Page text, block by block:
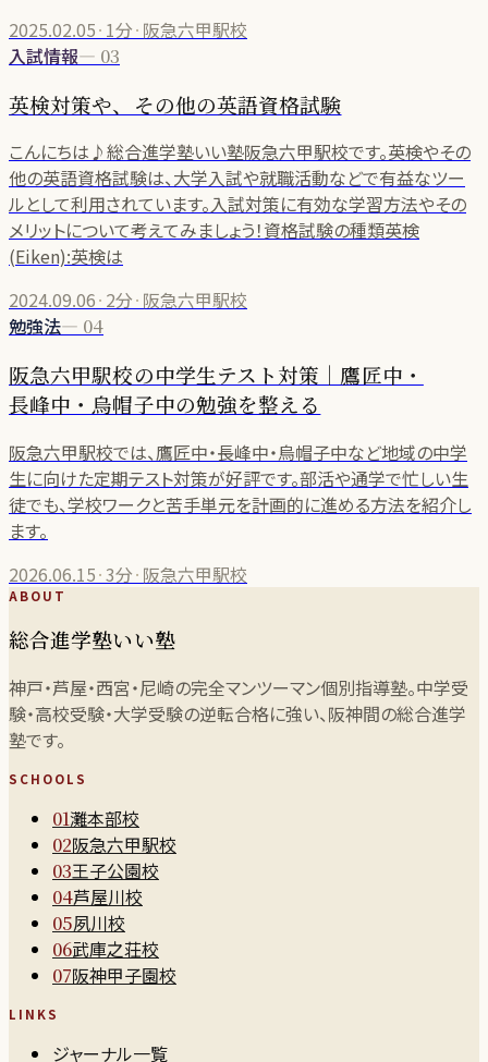
2025.02.05· 1分· 阪急六甲駅校
入試情報— 03
英検対策や、その他の英語資格試験
こんにちは♪総合進学塾いい塾阪急六甲駅校です。英検やその
他の英語資格試験は、大学入試や就職活動などで有益なツー
ルとして利用されています。入試対策に有効な学習方法やその
メリットについて考えてみましょう！資格試験の種類英検
(Eiken):英検は
2024.09.06· 2分· 阪急六甲駅校
勉強法— 04
阪急六甲駅校の中学生テスト対策｜鷹匠中・
長峰中・烏帽子中の勉強を整える
阪急六甲駅校では、鷹匠中・長峰中・烏帽子中など地域の中学
生に向けた定期テスト対策が好評です。部活や通学で忙しい生
徒でも、学校ワークと苦手単元を計画的に進める方法を紹介し
ます。
2026.06.15·3分· 阪急六甲駅校
ABOUT
総合進学塾いい塾
神戸・芦屋・西宮・尼崎の完全マンツーマン個別指導塾。中学受
験・高校受験・大学受験の逆転合格に強い、阪神間の総合進学
塾です。
SCHOOLS
01灘本部校
02阪急六甲駅校
03王子公園校
04芦屋川校
05夙川校
06武庫之荘校
07阪神甲子園校
LINKS
ジャーナル一覧